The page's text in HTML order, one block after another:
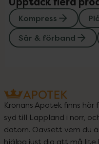
Kompress
Sår & förband
Kronans Apotek finns här
syd till Lappland i norr,
datorn. Oavsett vem du
hjälpa just dig att må